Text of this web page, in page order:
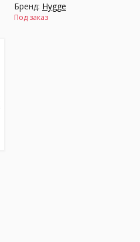
Бренд: Hygge
Под заказ